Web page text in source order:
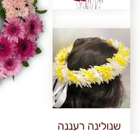
שנולינה רעננה